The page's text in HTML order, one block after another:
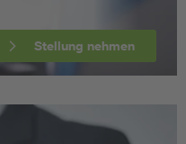
Stellung nehmen